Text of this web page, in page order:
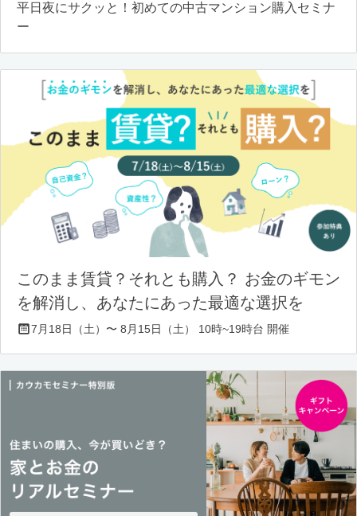
平日夜にサクッと！初めての中古マンション購入セミナ
ー
このまま賃貸？それとも購入？ お金のギモン
を解消し、あなたにあった最適な選択を
7月18日（土）〜 8月15日（土） 10時~19時台 開催